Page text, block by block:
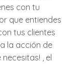
con tu
que entiendes
tus clientes
la acción de
, el